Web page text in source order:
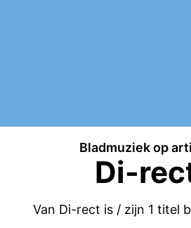
Bladmuziek op
Di-
Van Di-rect is / zijn 1 titel